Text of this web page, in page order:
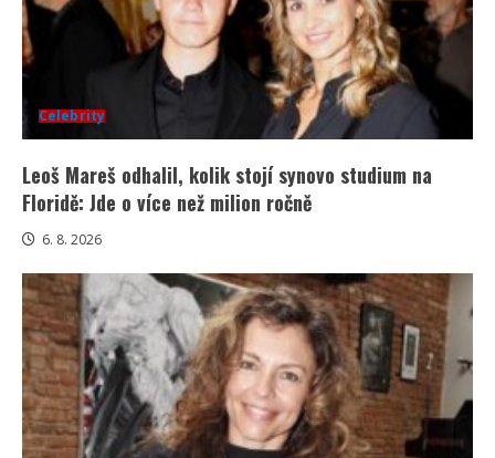
Celebrity
Leoš Mareš odhalil, kolik stojí synovo studium na
Floridě: Jde o více než milion ročně
6. 8. 2026